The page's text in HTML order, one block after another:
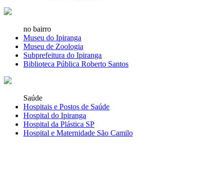
no bairro
Museu do Ipiranga
Museu de Zoologia
Subprefeitura do Ipiranga
Biblioteca Pública Roberto Santos
Saúde
Hospitais e Postos de Saúde
Hospital do Ipiranga
Hospital da Plástica SP
Hospital e Maternidade São Camilo